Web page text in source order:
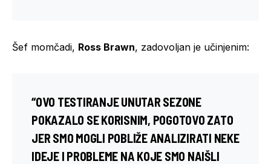
Šef momčadi, Ross Brawn, zadovoljan je učinjenim:
“OVO TESTIRANJE UNUTAR SEZONE
POKAZALO SE KORISNIM, POGOTOVO ZATO
JER SMO MOGLI POBLIŽE ANALIZIRATI NEKE
IDEJE I PROBLEME NA KOJE SMO NAIŠLI